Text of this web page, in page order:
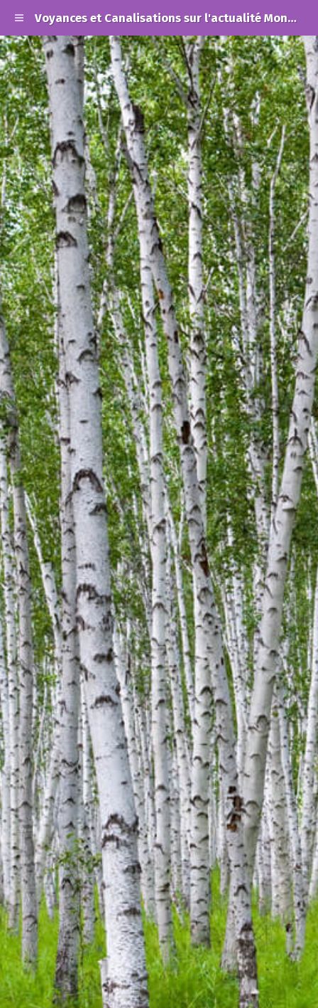
Voyances et Canalisations sur l'actualité Mondiale et les Alertes